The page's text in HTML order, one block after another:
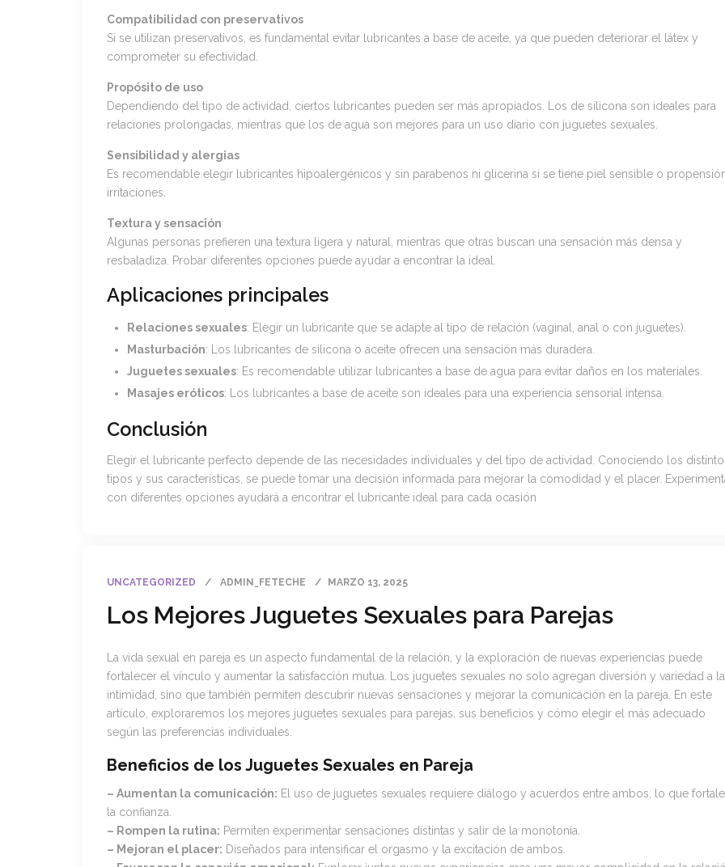
Compatibilidad con preservativos
Si se utilizan preservativos, es fundamental evitar lubricantes a base de aceite, ya que pueden deteriorar el látex y
comprometer su efectividad.
Propósito de uso
Dependiendo del tipo de actividad, ciertos lubricantes pueden ser más apropiados. Los de silicona son ideales para
relaciones prolongadas, mientras que los de agua son mejores para un uso diario con juguetes sexuales.
Sensibilidad y alergias
Es recomendable elegir lubricantes hipoalergénicos y sin parabenos ni glicerina si se tiene piel sensible o
irritaciones.
Textura y sensación
Algunas personas prefieren una textura ligera y natural, mientras que otras buscan una sensación más densa y
resbaladiza. Probar diferentes opciones puede ayudar a encontrar la ideal.
Aplicaciones principales
Relaciones sexuales: Elegir un lubricante que se adapte al tipo de relación (vaginal, anal o con juguetes).
Masturbación: Los lubricantes de silicona o aceite ofrecen una sensación más duradera.
Juguetes sexuales: Es recomendable utilizar lubricantes a base de agua para evitar daños en los materiales.
Masajes eróticos: Los lubricantes a base de aceite son ideales para una experiencia sensorial intensa.
Conclusión
Elegir el lubricante perfecto depende de las necesidades individuales y del tipo de actividad. Conociendo los
tipos y sus características, se puede tomar una decisión informada para mejorar la comodidad y el placer.
con diferentes opciones ayudará a encontrar el lubricante ideal para cada ocasión
UNCATEGORIZED ADMIN_FETECHE MARZO 13, 2025
Los Mejores Juguetes Sexuales para Parejas
La vida sexual en pareja es un aspecto fundamental de la relación, y la exploración de nuevas experiencias puede
fortalecer el vínculo y aumentar la satisfacción mutua. Los juguetes sexuales no solo agregan diversión y variedad a la
intimidad, sino que también permiten descubrir nuevas sensaciones y mejorar la comunicación en la pareja. En este
artículo, exploraremos los mejores juguetes sexuales para parejas, sus beneficios y cómo elegir el más adecuado
según las preferencias individuales.
Beneficios de los Juguetes Sexuales en Pareja
– Aumentan la comunicación: El uso de juguetes sexuales requiere diálogo y acuerdos entre ambos, lo que
la confianza.
– Rompen la rutina: Permiten experimentar sensaciones distintas y salir de la monotonía.
– Mejoran el placer: Diseñados para intensificar el orgasmo y la excitación de ambos.